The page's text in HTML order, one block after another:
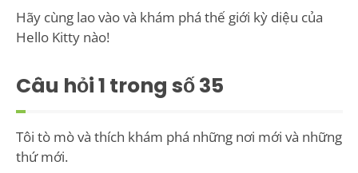
Hãy cùng lao vào và khám phá thế giới kỳ diệu của
Hello Kitty nào!
Câu hỏi1 trong số 35
Tôi tò mò và thích khám phá những nơi mới và những
thứ mới.